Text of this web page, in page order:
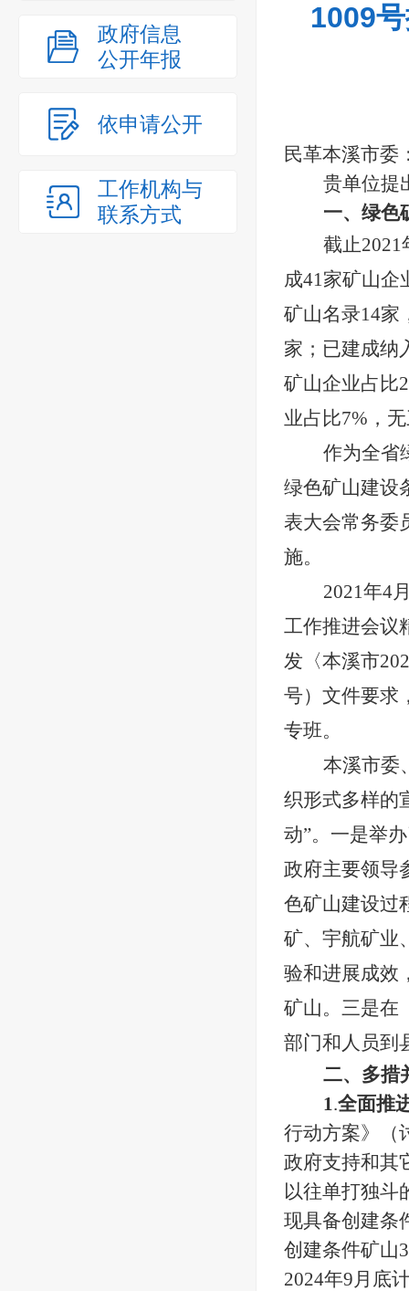
政府信息
公开年报
依申请公开
工作机构与
联系方式
1009
民革本溪市委
贵单位提
一、绿色
截止
成41家矿山企
矿山名录14家
家；已建成纳
矿山企业占比
业占比7%，
作为全省
绿色矿山建设
表大会常务委
施。
2021年4
工作推进会议
发〈本溪市
号）文件要求
专班。
本溪市委
织形式多样的
动”。一是举
政府主要领导
色矿山建设过
矿、宇航矿业
验和进展成效
矿山。三是在
部门和人员到
二、多措
1.全面推
行动方案》（
政府支持和其
以往单打独斗
现具备创建条
创建条件矿山
2024年9月底